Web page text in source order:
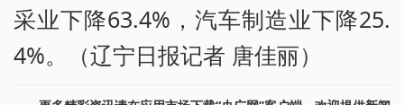
采业下降63.4%，汽车制造业下降25.
4%。（辽宁日报记者 唐佳丽）